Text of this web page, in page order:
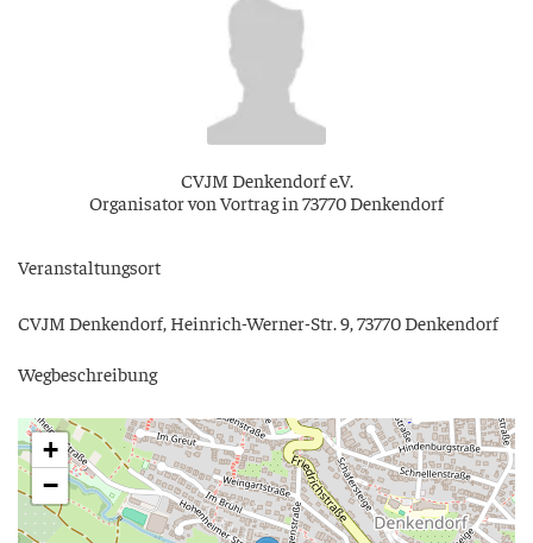
CVJM Den­ken­dorf e.V.
Orga­ni­sa­tor von Vor­trag in 73770 Denkendorf
Ver­an­stal­tungs­ort
CVJM Den­ken­dorf, Hein­rich-Wer­ner-Str. 9, 73770 Denkendorf
Weg­be­schrei­bung
+
−